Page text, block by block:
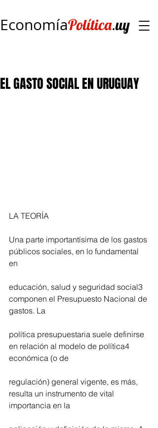
EconomíaPolítica.uy
EL GASTO SOCIAL EN URUGUAY
LA TEORÍA
Una parte importantísima de los gastos
públicos sociales, en lo fundamental
en
educación, salud y seguridad social3
componen el Presupuesto Nacional de
gastos. La
política presupuestaria suele definirse
en relación al modelo de política4
económica (o de
regulación) general vigente, es más,
resulta un instrumento de vital
importancia en la